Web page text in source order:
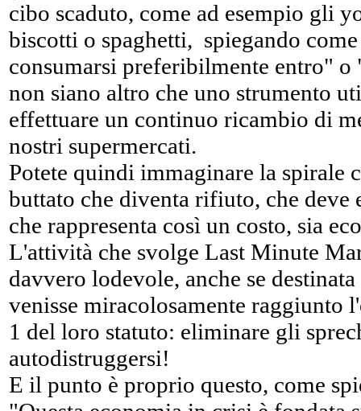
cibo scaduto, come ad esempio gli
biscotti o spaghetti, spiegando
consumarsi preferibilmente entro" o
non siano altro che uno strumento
effettuare un continuo ricambio di
nostri supermercati.
Potete quindi immaginare la spirale
buttato che diventa rifiuto, che deve
che rappresenta così un costo, sia
L'attività che svolge Last Minute
davvero lodevole, anche se
venisse miracolosamente raggiunto
1 del loro statuto: eliminare gli
autodistruggersi!
E il punto è proprio questo, come